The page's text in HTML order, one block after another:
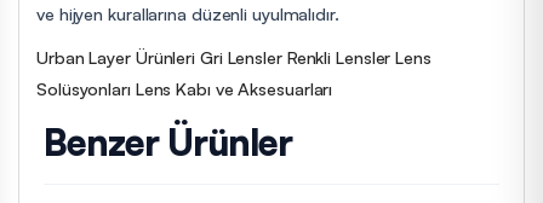
ve hijyen kurallarına düzenli uyulmalıdır.
Urban Layer Ürünleri Gri Lensler Renkli Lensler Lens
Solüsyonları Lens Kabı ve Aksesuarları
Benzer Ürünler